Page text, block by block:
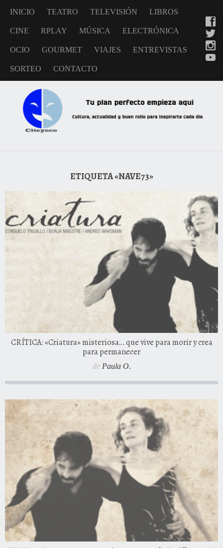
INICIO TEATRO TELEVISIÓN LIBROS
CINE RPLAY MÚSICA ELECTRÓNICA
OCIO GOURMET VIAJES ENTREVISTAS
SORTEO CONTACTO
ETIQUETA «NAVE73»
CRÍTICA: «Criatura» misteriosa… que vive para morir y crea
para permanecer
de Paula O.